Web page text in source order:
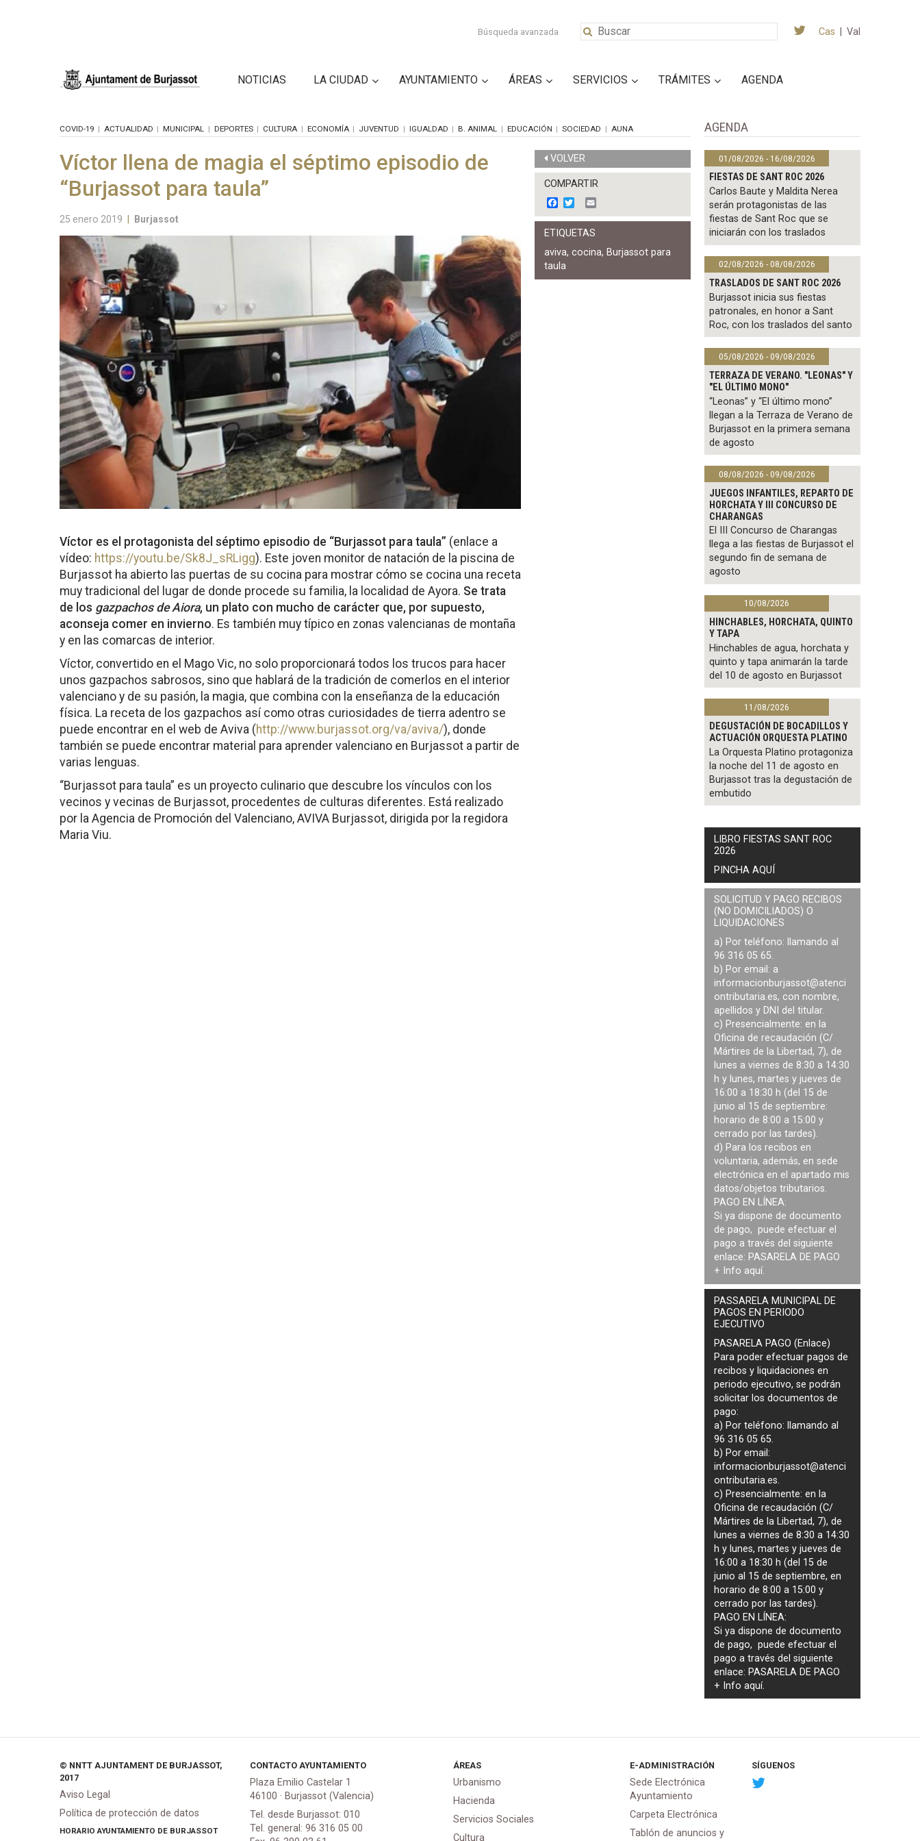
Búsqueda avanzada Cas Val
NOTICIAS LA CIUDAD AYUNTAMIENTO ÁREAS SERVICIOS TRÁMITES AGENDA
COVID-19 ACTUALIDAD MUNICIPAL DEPORTES CULTURA ECONOMÍA JUVENTUD IGUALDAD B. ANIMAL EDUCACIÓN SOCIEDAD AUNA
Víctor llena de magia el séptimo episodio de
“Burjassot para taula”
25 enero 2019 Burjassot
Víctor es el protagonista del séptimo episodio de “Burjassot para taula” (enlace a
vídeo: https://youtu.be/Sk8J_sRLigg). Este joven monitor de natación de la piscina de
Burjassot ha abierto las puertas de su cocina para mostrar cómo se cocina una receta
muy tradicional del lugar de donde procede su familia, la localidad de Ayora. Se trata
de los gazpachos de Aiora, un plato con mucho de carácter que, por supuesto,
aconseja comer en invierno. Es también muy típico en zonas valencianas de montaña
y en las comarcas de interior.
Víctor, convertido en el Mago Vic, no solo proporcionará todos los trucos para hacer
unos gazpachos sabrosos, sino que hablará de la tradición de comerlos en el interior
valenciano y de su pasión, la magia, que combina con la enseñanza de la educación
física. La receta de los gazpachos así como otras curiosidades de tierra adentro se
puede encontrar en el web de Aviva (http://www.burjassot.org/va/aviva/), donde
también se puede encontrar material para aprender valenciano en Burjassot a partir de
varias lenguas.
“Burjassot para taula” es un proyecto culinario que descubre los vínculos con los
vecinos y vecinas de Burjassot, procedentes de culturas diferentes. Está realizado
por la Agencia de Promoción del Valenciano, AVIVA Burjassot, dirigida por la regidora
Maria Viu.
VOLVER
COMPARTIR
F
a
c
e
o
o
k
w
i
t
e
m
a
ETIQUETAS
aviva,cocina, Burjassot para
taula
AGENDA
01/08/2026 - 16/08/2026
FIESTAS DE SANT ROC 2026
Carlos Baute y Maldita Nerea
serán protagonistas de las
fiestas de Sant Roc que se
iniciarán con los traslados
02/08/2026 - 08/08/2026
TRASLADOS DE SANT ROC 2026
Burjassot inicia sus fiestas
patronales, en honor a Sant
Roc, con los traslados del santo
05/08/2026 - 09/08/2026
TERRAZA DE VERANO. "LEONAS" Y
"EL ÚLTIMO MONO"
“Leonas” y “El último mono”
llegan a la Terraza de Verano de
Burjassot en la primera semana
de agosto
08/08/2026 - 09/08/2026
JUEGOS INFANTILES, REPARTO DE
HORCHATA Y III CONCURSO DE
CHARANGAS
El III Concurso de Charangas
llega a las fiestas de Burjassot el
segundo fin de semana de
agosto
10/08/2026
HINCHABLES, HORCHATA, QUINTO
Y TAPA
Hinchables de agua, horchata y
quinto y tapa animarán la tarde
del 10 de agosto en Burjassot
11/08/2026
DEGUSTACIÓN DE BOCADILLOS Y
ACTUACIÓN ORQUESTA PLATINO
La Orquesta Platino protagoniza
la noche del 11 de agosto en
Burjassot tras la degustación de
embutido
LIBRO FIESTAS SANT ROC
2026
PINCHA AQUÍ
SOLICITUD Y PAGO RECIBOS
(NO DOMICILIADOS) O
LIQUIDACIONES
a) Por teléfono: llamando al
96 316 05 65.
b) Por email: a
informacionburjassot@atenci
ontributaria.es, con nombre,
apellidos y DNI del titular.
c) Presencialmente: en la
Oficina de recaudación (C/
Mártires de la Libertad, 7), de
lunes a viernes de 8:30 a 14:30
h y lunes, martes y jueves de
16:00 a 18:30 h (del 15 de
junio al 15 de septiembre:
horario de 8:00 a 15:00 y
cerrado por las tardes).
d) Para los recibos en
voluntaria, además, en sede
electrónica en el apartado mis
datos/objetos tributarios.
PAGO EN LÍNEA:
Si ya dispone de documento
de pago, puede efectuar el
pago a través del siguiente
enlace: PASARELA DE PAGO
+ Info aquí.
PASSARELA MUNICIPAL DE
PAGOS EN PERIODO
EJECUTIVO
PASARELA PAGO (Enlace)
Para poder efectuar pagos de
recibos y liquidaciones en
periodo ejecutivo, se podrán
solicitar los documentos de
pago:
a) Por teléfono: llamando al
96 316 05 65.
b) Por email:
informacionburjassot@atenci
ontributaria.es.
c) Presencialmente: en la
Oficina de recaudación (C/
Mártires de la Libertad, 7), de
lunes a viernes de 8:30 a 14:30
h y lunes, martes y jueves de
16:00 a 18:30 h (del 15 de
junio al 15 de septiembre, en
horario de 8:00 a 15:00 y
cerrado por las tardes).
PAGO EN LÍNEA:
Si ya dispone de documento
de pago, puede efectuar el
pago a través del siguiente
enlace: PASARELA DE PAGO
+ Infoaquí.
© NNTT AJUNTAMENT DE BURJASSOT,
2017
Aviso Legal
Política de protección de datos
HORARIO AYUNTAMIENTO DE BURJASSOT
CONTACTO AYUNTAMIENTO
Plaza Emilio Castelar 1
46100 · Burjassot (Valencia)
Tel. desde Burjassot: 010
Tel. general: 96 316 05 00
ÁREAS
Urbanismo
Hacienda
Servicios Sociales
Cultura
E-ADMINISTRACIÓN
Sede Electrónica
Ayuntamiento
Carpeta Electrónica
Tablón de anuncios y
SÍGUENOS